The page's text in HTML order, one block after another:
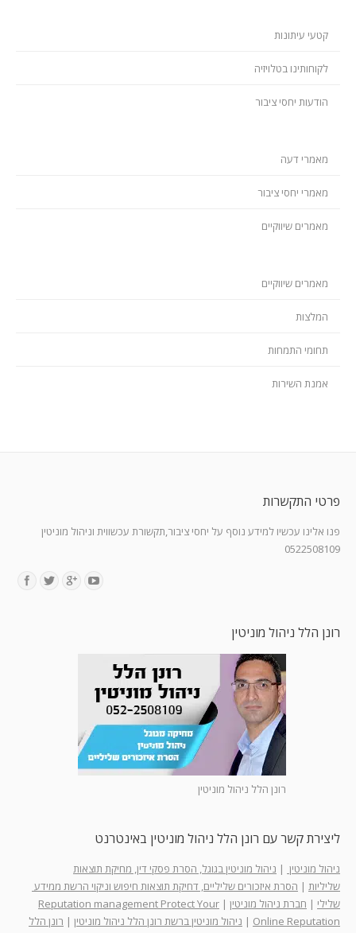
קטעי עיתונות
לקוחותינו בטלויזיה
הודעות יחסי ציבור
מאמרי דעה
מאמרי יחסי ציבור
מאמרים שיווקיים
מאמרים שיווקיים
המלצות
תחומי התמחות
אמנת השירות
פרטי התקשרות
פנו אלינו עכשיו למידע נוסף על יחסי ציבור,תקשורת עכשווית וניהול מוניטין
0522508109
רונן הלל ניהול מוניטין
רונן הלל ניהול מוניטין
ליצירת קשר עם רונן הלל ניהול מוניטין באינטרנט
ניהול מוניטין | ניהול מוניטין בגוגל, הסרת פסקי דין, מחיקת תוצאות
שליליות | הסרת איזכורים שליליים, דחיקת תוצאות חיפוש וניקוי הרשת ממידע
שלילי | חברת ניהול מוניטין |
Reputation management Protect Your
Online Reputation
| ניהול מוניטין ברשת רונן הלל ניהול מוניטין | רונן הלל